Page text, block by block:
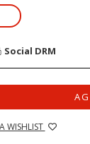
Social DRM
WISHLIST